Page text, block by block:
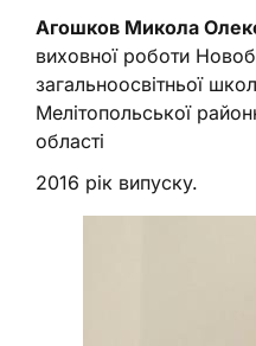
Агошков Микола
виховної роботи
загальноосвітньої
Мелітопольської
області
2016 рік випуску.